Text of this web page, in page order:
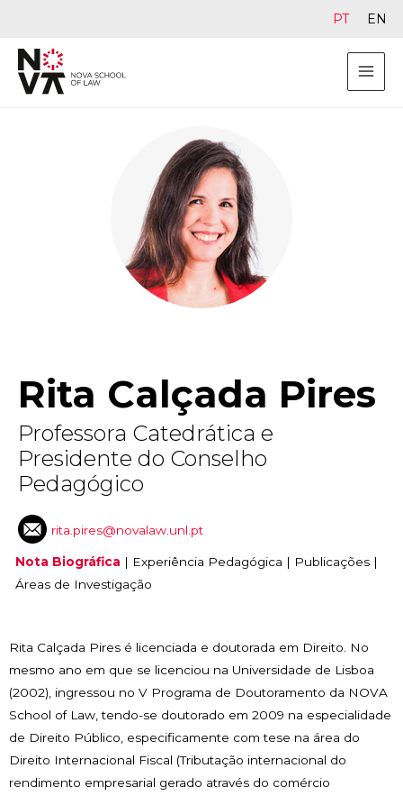
Rita Calçada Pires
Professora Catedrática e
Presidente do Conselho
Pedagógico
rita.pires@novalaw.unl.pt
Nota Biográfica | Experiência Pedagógica | Publicações |
Áreas de Investigação
Rita Calçada Pires é licenciada e doutorada em Direito. No
mesmo ano em que se licenciou na Universidade de Lisboa
(2002), ingressou no V Programa de Doutoramento da NOVA
School of Law, tendo-se doutorado em 2009 na especialidade
de Direito Público, especificamente com tese na área do
Direito Internacional Fiscal (Tributação internacional do
rendimento empresarial gerado através do comércio
PT EN